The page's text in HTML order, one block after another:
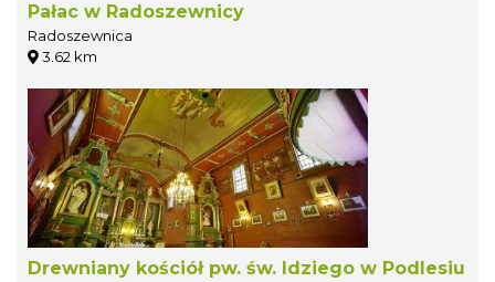
Pałac w Radoszewnicy
Radoszewnica
3.62 km
Drewniany kościół pw. św. Idziego w Podlesiu